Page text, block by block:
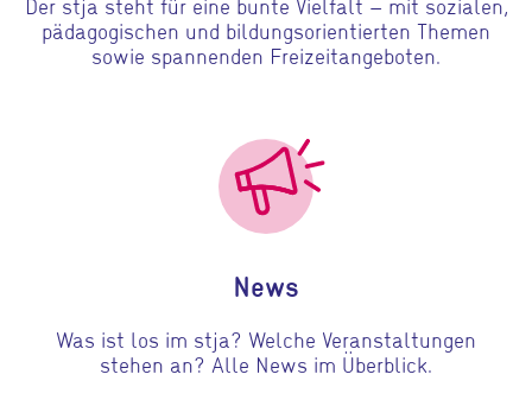
pädagogischen und bildungsorientierten Themen
sowie spannenden Freizeitangeboten.
Gehe zu News
News
Was ist los im stja? Welche Veranstaltungen
stehen an? Alle News im Überblick.